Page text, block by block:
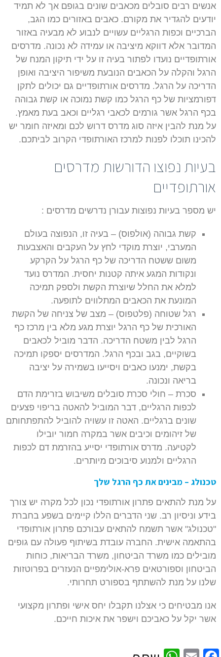
אנשים רבים סובלים מכאבים שונים בגופם אך לא תמיד
יודעים להגדיר את מקורם. כאבים באזורים כמו הגב,
הברכיים וכפות הרגליים עשויים לנבוע לא מבעיה באזור
המדובר אלא דווקא מיציבה או עמידה לא נכונה. מדרסים
אורתופדיים נועדו לפתור בעיה זו על ידי תיקון המנח של
הרגל והקלה על הכאבים הנובעת משיפור היציבה ואופן
הדריכה על הרגל. מדרסים אורתופדיים גם יכולים לתקן
דפורמציות של כף הרגל כמו קשת נמוכה או קשת גבוהה
בכף הרגל אשר גורמים לכאבי רגליים וכאב בעת מאמץ.
על מנת להבין איזה סוג מדרס דרוש לכם ומאיזה חומר יש
להכינו תוכלו לפנות למרכז האורתופדי הקרוב לביתכם.
בעיות נפוצו הדורשות מדרסים
אורתופדיים
יש מספר בעיות נפוצות עבורן נדרשים מדרסים :
קשת גבוהה (אולפוס) – בעיה זו, הנפוצה בעולם
המערבי, יוצרת מוקדי לחץ על העקבים והאצבעות
משום ששטח הדריכה של כף הרגל על הקרקע
ונקודות המגע איתה קטנות יחסית. המדרס נועד
למלא את החלל שיוצרת הקשת ולספק תמיכה
המונעת את הכאבים המתלווים לתופעה.
רגל שטוחה (פלטפוס) – מצב של צניחה של הקשת
האורכית של כף הרגל יוצרת מגע מלא בין מרכז כף
הרגל לבין משטח הדריכה. הדבר מוביל לכאבים
בשוקיים, בגב ובכף הרגל. המדרסים יספקו תמיכה
בקשת, ימנעו כאבים ויסייעו בשמירה על יציבה
בריאה ונכונה.
סכרת – חולי סכרת סובלים משיבוש בזרימת הדם
לכפות הרגליים, דבר המוביל להאטה בריפוי פצעים
שונים ברגליים. האטה זו עשויה להוביל להתפתחותם
של זיהומים וכיבים אשר במקרה חמור יובילו
לקטיעה. מדרס אורתופדי יסייע בהזרמת דם לכפות
הרגליים ולמנוע סיבוכים מיותרים.
טכנולג – מבינים את כף הרגל שלך
על מנת להתאים פתרון אורתופדי נכון לכל מקרה יש צורך
בידע וניסיון רב. שני הדברים הללו קיימים בשפע בחברת
"טכנולג" אשר תשמח להתאים עבורכם פתרון אורתופדי
בהתאמה אישית. החברה עובדת בשיתוף פעולה עם גופים
מובילים כמו משרד הביטחון, משרד הבריאות, כוחות
הביטחון וספורטאים פרא-אולימפיים הנעזרים בפרוטזות
שלנו על מנת להשתתף בספורט תחרותי.
אנו מבטיחים כי אצלנו תקבלו יחס אישי ופתרון מקצועי
אשר יקל על כאביכם וישפר את איכות חייכם.